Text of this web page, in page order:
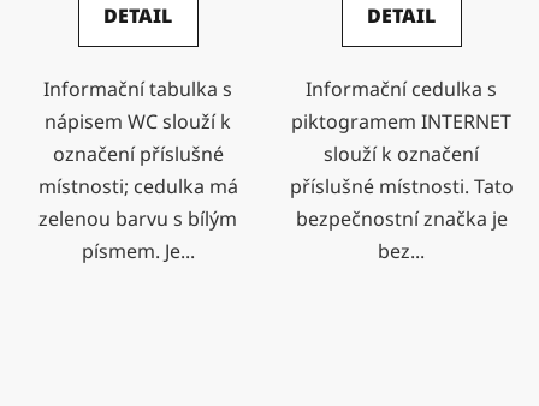
DETAIL
Informační tabulka s
nápisem WC slouží k
označení příslušné
místnosti; cedulka má
zelenou barvu s bílým
písmem. Je...
DETAIL
Informační cedulka s
piktogramem INTERNET
slouží k označení
příslušné místnosti. Tato
bezpečnostní značka je
bez...